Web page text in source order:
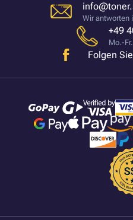
Wir antworten
+49
Mo.-
Folgen